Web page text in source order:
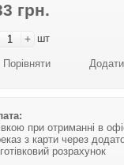
грн.
+ шт
Порівняти
при отриманні в
з карти через
розрахунок